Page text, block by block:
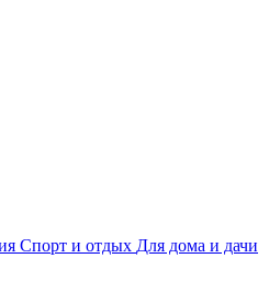
Спорт и отдых Для дома и дачи